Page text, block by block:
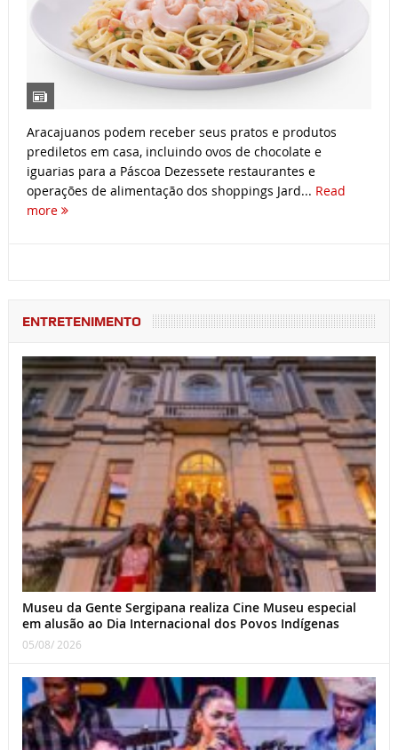
Aracajuanos podem receber seus pratos e produtos
prediletos em casa, incluindo ovos de chocolate e
iguarias para a Páscoa Dezessete restaurantes e
operações de alimentação dos shoppings Jard... Read
more
ENTRETENIMENTO
Museu da Gente Sergipana realiza Cine Museu especial
em alusão ao Dia Internacional dos Povos Indígenas
05/08/ 2026